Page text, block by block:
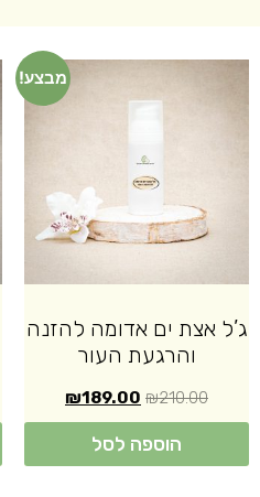
מבצע!
ג’ל אצת ים אדומה להזנה
והרגעת העור
₪210.00
₪189.00
הוספה לסל